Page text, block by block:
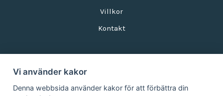
Villkor
Kontakt
Vi använder kakor
Denna webbsida använder kakor för att förbättra din